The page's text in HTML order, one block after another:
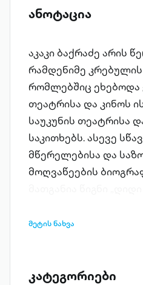
ანოტაცია
აკაკი ბაქრაძე არის
რამდენიმე
რომლებშიც
თეატრისა და კინოს
საუკუნის თეატრისა
საკითხებს. ასევე
მწერელებისა და
მოღვაწეების
აღწერილია
გამორჩეული
მეტის ნახვა
კატეგორიები